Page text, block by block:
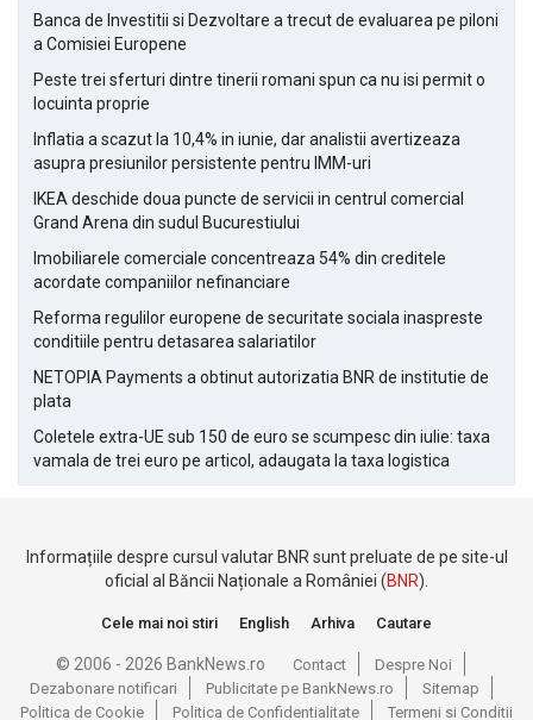
Banca de Investitii si Dezvoltare a trecut de evaluarea pe piloni
a Comisiei Europene
Peste trei sferturi dintre tinerii romani spun ca nu isi permit o
locuinta proprie
Inflatia a scazut la 10,4% in iunie, dar analistii avertizeaza
asupra presiunilor persistente pentru IMM-uri
IKEA deschide doua puncte de servicii in centrul comercial
Grand Arena din sudul Bucurestiului
Imobiliarele comerciale concentreaza 54% din creditele
acordate companiilor nefinanciare
Reforma regulilor europene de securitate sociala inaspreste
conditiile pentru detasarea salariatilor
NETOPIA Payments a obtinut autorizatia BNR de institutie de
plata
Coletele extra-UE sub 150 de euro se scumpesc din iulie: taxa
vamala de trei euro pe articol, adaugata la taxa logistica
Informațiile despre cursul valutar BNR sunt preluate de pe site-ul
oficial al Băncii Naționale a României (BNR).
Cele mai noi stiri English Arhiva Cautare
© 2006 - 2026 BankNews.ro Contact
Despre Noi
Dezabonare notificari
Publicitate pe BankNews.ro
Sitemap
Politica de Cookie
Politica de Confidentialitate Termeni si Conditii